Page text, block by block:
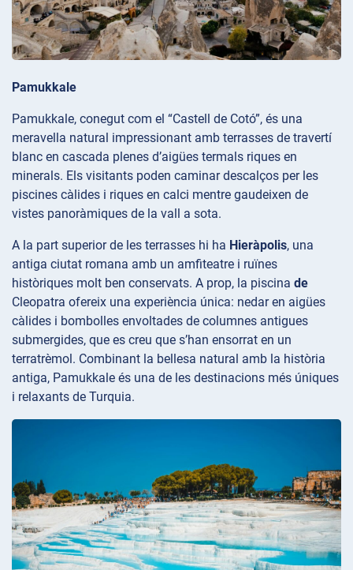
Pamukkale
Pamukkale, conegut com el “Castell de Cotó”, és una
meravella natural impressionant amb terrasses de travertí
blanc en cascada plenes d’aigües termals riques en
minerals. Els visitants poden caminar descalços per les
piscines càlides i riques en calci mentre gaudeixen de
vistes panoràmiques de la vall a sota.
A la part superior de les terrasses hi ha Hieràpolis, una
antiga ciutat romana amb un amfiteatre i ruïnes
històriques molt ben conservats. A prop, la piscina de
Cleopatra ofereix una experiència única: nedar en aigües
càlides i bombolles envoltades de columnes antigues
submergides, que es creu que s’han ensorrat en un
terratrèmol. Combinant la bellesa natural amb la història
antiga, Pamukkale és una de les destinacions més úniques
i relaxants de Turquia.